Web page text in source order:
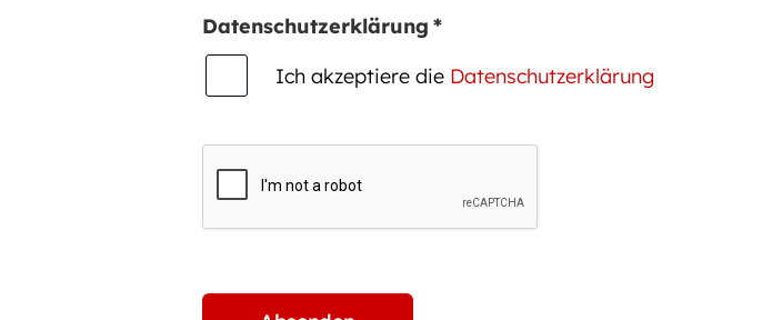
Datenschutzerklärung *
Ich akzeptiere die Datenschutzerklärung